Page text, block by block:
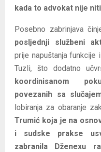
kada to advokat nije
Posebno zabrinjava
posljednji službeni
prije napuštanja funkcije
Tuzli, što dodatno
koordinisanom
povezanih sa
lobiranja za obaranje
Trumić koja je na
i sudske prakse
zabranila Dženexu